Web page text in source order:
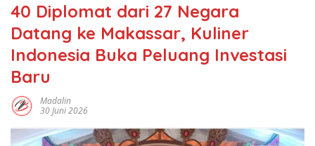
40 Diplomat dari 27 Negara
Datang ke Makassar, Kuliner
Indonesia Buka Peluang Investasi
Baru
Madalin
30 Juni 2026